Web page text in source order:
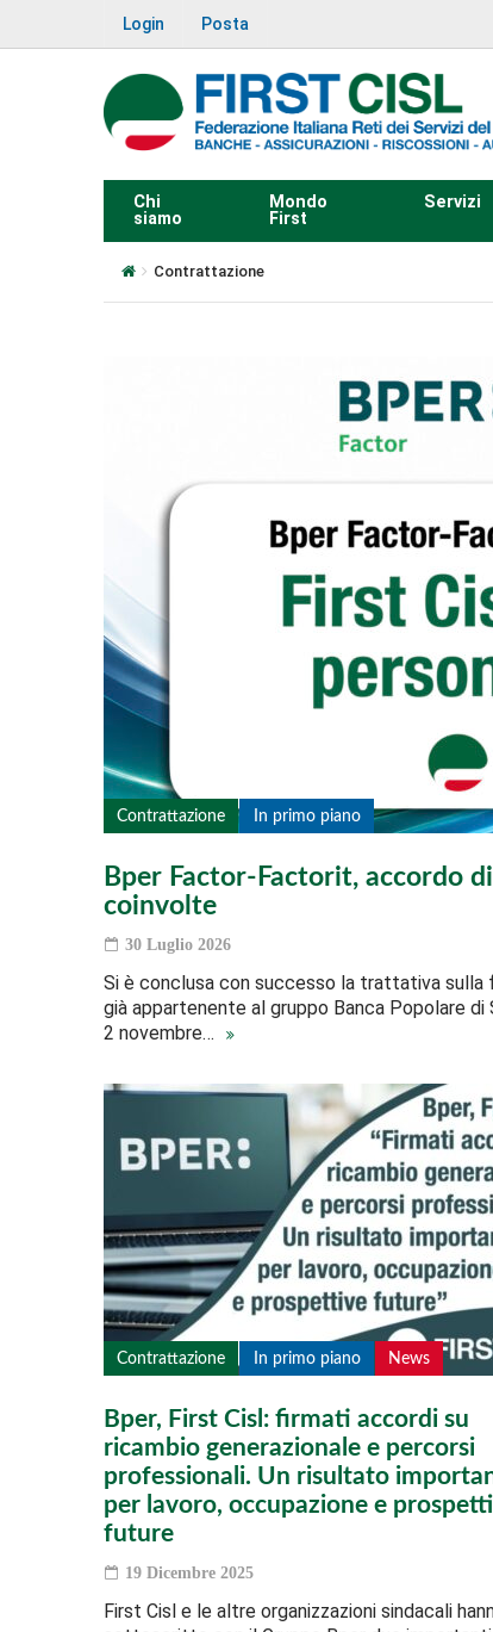
Login Posta
Chi
siamo
Mondo
First
Servizi
Contrattazione
Contrattazione In primo piano
Bper Factor-Factorit, accordo
coinvolte
30 Luglio 2026
Si è conclusa con successo la trattativa sulla
già appartenente al gruppo Banca Popolare
2 novembre…
Contrattazione In primo piano News
Bper, First Cisl: firmati accordi su
ricambio generazionale e percorsi
professionali. Un risultato
per lavoro, occupazione e
future
19 Dicembre 2025
First Cisl e le altre organizzazioni sindacali